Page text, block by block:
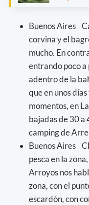
Buenos Aires
corvina y el
mucho. En
entrando poco
adentro de la
que en unos
momentos, en
bajadas de 30 a
camping de
Buenos Aires
pesca en la
Arroyos nos
zona, con el
escardón, con